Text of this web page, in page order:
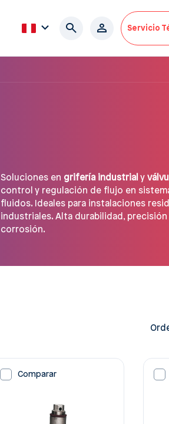
Servicio
Soluciones en grifería industrial y
control y regulación de flujo en
fluidos. Ideales para instalaciones
industriales. Alta durabilidad, precisión
corrosión.
Comparar